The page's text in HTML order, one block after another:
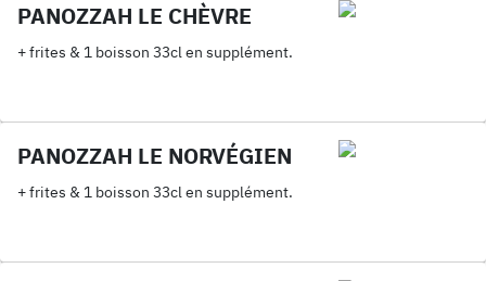
PANOZZAH LE CHÈVRE
+ frites & 1 boisson 33cl en supplément.
PANOZZAH LE NORVÉGIEN
+ frites & 1 boisson 33cl en supplément.